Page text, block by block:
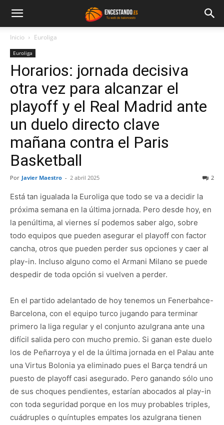
Inicio Euroliga
Euroliga
Horarios: jornada decisiva
otra vez para alcanzar el
playoff y el Real Madrid ante
un duelo directo clave
mañana contra el Paris
Basketball
Por Javier Maestro - 2 abril 2025 2
Está tan igualada la Euroliga que todo se va a decidir la
próxima semana en la última jornada. Pero desde hoy, en
la penúltima, al viernes sí podemos saber algo, sobre
todo equipos que pueden asegurar el playoff con factor
cancha, otros que pueden perder sus opciones y caer al
play-in. Incluso alguno como el Armani Milano se puede
despedir de toda opción si vuelven a perder.
En el partido adelantado de hoy tenemos un Fenerbahce-
Barcelona, con el equipo turco jugando para terminar
primero la liga regular y el conjunto azulgrana ante una
difícil salida pero con mucho premio. Si ganan este duelo
los de Peñarroya y el de la última jornada en el Palau ante
una Virtus Bolonia ya eliminado pues el Barça tendrá un
puesto de playoff casi asegurado. Pero ganando sólo uno
de sus choques pendientes, estarían abocados al play-in
con toda seguridad porque en los muy probables triples,
cuádruples o quíntuples empates los azulgrana tienen